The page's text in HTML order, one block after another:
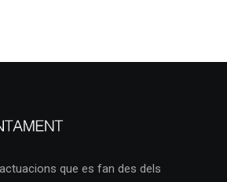
que es fan des dels